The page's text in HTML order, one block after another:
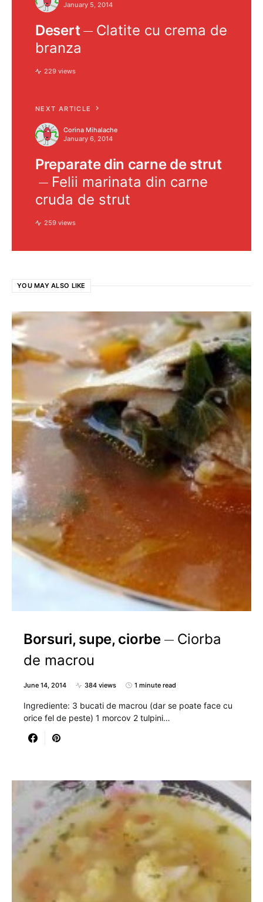
January 5, 2014
Desert
Clatite cu crema de
branza
229 views
NEXT ARTICLE
Corina Mihalache
January 6, 2014
Preparate din carne de strut
Felii marinata din carne
cruda de strut
259 views
YOU MAY ALSO LIKE
Borsuri, supe, ciorbe
Ciorba
de macrou
June 14, 2014 384 views 1 minute read
Ingrediente: 3 bucati de macrou (dar se poate face cu
orice fel de peste) 1 morcov 2 tulpini…